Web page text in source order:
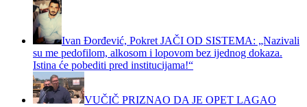
Ivan Đorđević, Pokret JAČI OD SISTEMA: „Nazivali
su me pedofilom, alkosom i lopovom bez ijednog dokaza.
Istina će pobediti pred institucijama!“
VUČIČ PRIZNAO DA JE OPET LAGAO